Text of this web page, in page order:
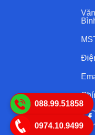
088.99.51858
0974.10.9499